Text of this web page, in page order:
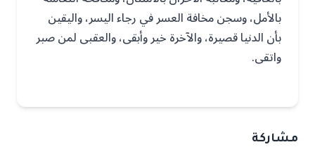
بالأمل، وسجن مخافة العسر في رجاء اليسر، واليقين
بأن الدنيا قصيرة، والآخرة خير وأبقى، والعقبى لمن صبر
واتقى.
مشاركة